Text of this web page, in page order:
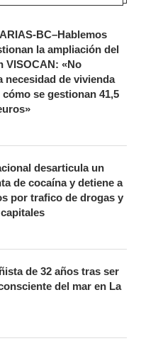
BC–Hablemos
la ampliación del
VISOCAN: «No
necesidad de vivienda
se gestionan 41,5
desarticula un
de cocaína y detiene a
por trafico de drogas y
de 32 años tras ser
del mar en La